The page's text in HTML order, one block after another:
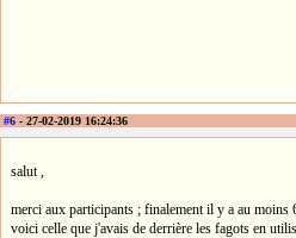
#6 - 27-02-2019 16:24:36
salut ,
merci aux participants ; finalement il y a au moins
voici celle que j'avais de derrière les fagots en